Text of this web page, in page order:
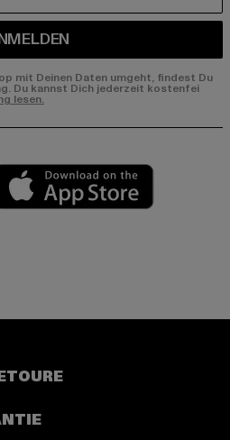
mit Deinen Daten umgeht, findest Du
Du kannst Dich jederzeit kostenfei
lesen.
market